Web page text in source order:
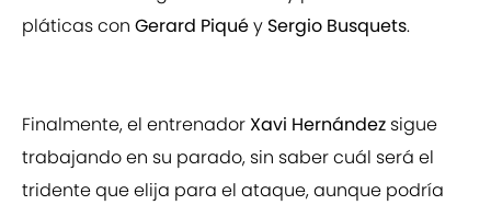
pláticas con Gerard Piquéy Sergio Busquets.
Finalmente, el entrenador Xavi Hernández sigue
trabajando en su parado, sin saber cuál será el
tridente que elija para el ataque, aunque podría